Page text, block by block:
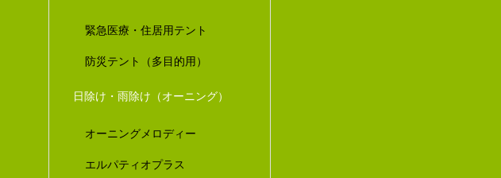
緊急医療・住居用テント
防災テント（多目的用）
日除け・雨除け（オーニング）
オーニングメロディー
エルパティオプラス